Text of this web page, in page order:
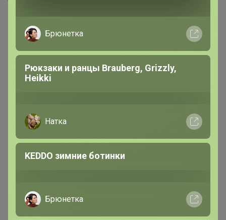
Медали 70
Номинировать на медаль
Брюнетка
Рюкзаки и ранцы Brauberg, Grizzly,
Heikki
Натка
KEDDO зимние ботинки
Брюнетка